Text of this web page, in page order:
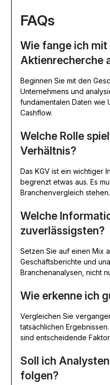
FAQs
Wie fange ich mit
Aktienrecherche
Beginnen Sie mit den
Unternehmens und
fundamentalen Daten wie
Cashflow.
Welche Rolle
Verhältnis?
Das KGV ist ein wichtiger
begrenzt etwas aus. Es
Branchenvergleich stehen.
Welche
zuverlässigsten?
Setzen Sie auf einen Mix
Geschäftsberichte und
Branchenanalysen, nicht
Wie erkenne ich
Vergleichen Sie
tatsächlichen
sind entscheidende
Soll ich
folgen?